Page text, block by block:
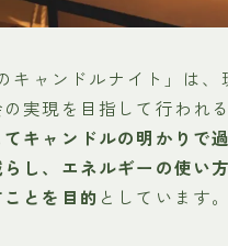
キャンドルナイト」は
実現を目指して行われ
キャンドルの明かりで
し、エネルギーの使い
とを目的 としています。